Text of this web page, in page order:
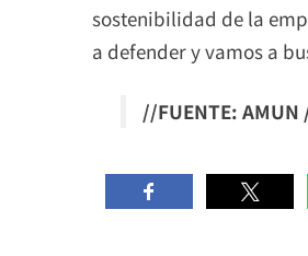
sostenibilidad de la
a defender y vamos a
//FUENTE: AMUN